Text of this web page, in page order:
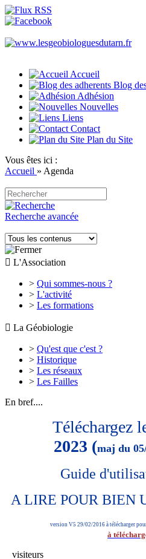
Accueil
Blog
Adhésion
Nouvelles
Liens
Contact
Plan du Site
Vous êtes ici :
Accueil » Agenda
Recherche avancée
 L'Association
> Qui sommes-nous ?
> L'activité
> Les formations
 La Géobiologie
> Qu'est que c'est ?
> Historique
> Les réseaux
> Les Failles
En bref....
Téléchargez
2023 (maj du
Guide
A LIRE POUR BIEN
version V5 29/02/2016 à télécharger
à
visiteurs